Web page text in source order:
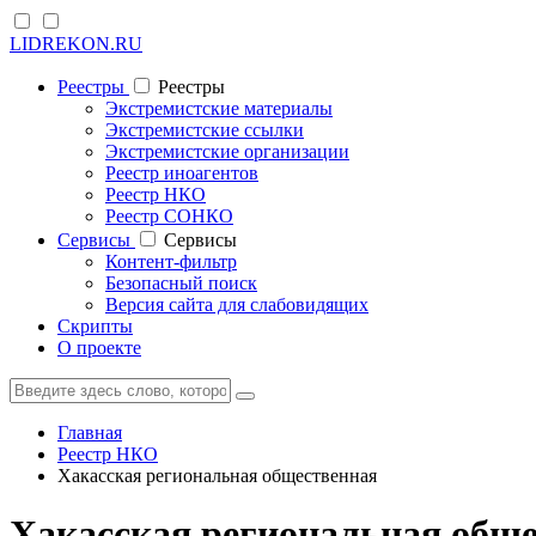
LIDREKON.RU
Реестры
Реестры
Экстремистские материалы
Экстремистские ссылки
Экстремистские организации
Реестр иноагентов
Реестр НКО
Реестр СОНКО
Cервисы
Cервисы
Контент-фильтр
Безопасный поиск
Версия сайта для слабовидящих
Скрипты
О проекте
Главная
Реестр НКО
Хакасская региональная общественная